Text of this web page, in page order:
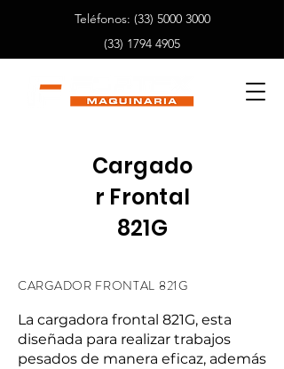
Teléfonos: (33) 5000 3000
(33) 1794 4905
Cargado
r Frontal
821G
CARGADOR FRONTAL 821G
La cargadora frontal 821G, esta
diseñada para realizar trabajos
pesados de manera eficaz, además